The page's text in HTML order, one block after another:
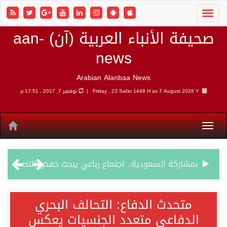
صحيفة الأنباء العربية (آن) aan-
news
Arabian Alanbaa News
Friday , 23 Safar 1448 H as7 August 2026 Y | نوفمبر 7, 2017 , 17:51 م
بمشاركة السعودية.. اجتماع رباعي يبحث خفض التصعيد ومعالجة التحديات الأمنية الراهنة
وزير الخارجية السعودي: جميع إجراءات إسرائيل الأحادية في أراضي فلسطين باطلة
متحدث الدفاع: التحالف البحري
الدفاعي متعدد الجنسيات يعكس